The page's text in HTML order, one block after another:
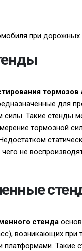
при дорожных
тормозов
для
Такие стенды
тормозной
не
стенда
возникающих
платформами. Такие